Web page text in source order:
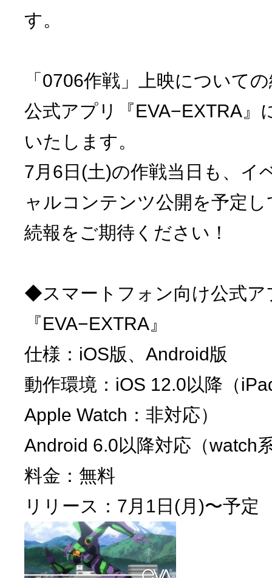
す。
「0706作戦」上映について
公式アプリ『EVA−EXTRA』
いたします。
7月6日(土)の作戦当日も、イ
ャルコンテンツ公開を予定
続報をご期待ください！
◆スマートフォン向け公式ア
『EVA−EXTRA』
仕様：iOS版、Android版
動作環境：iOS 12.0以降（
Apple Watch：非対応）
Android 6.0以降対応（watch
料金：無料
リリース：7月1日(月)〜予定